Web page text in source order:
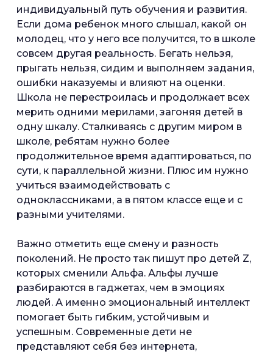
индивидуальный путь обучения и развития.
Если дома ребенок много слышал, какой он
молодец, что у него все получится, то в школе
совсем другая реальность. Бегать нельзя,
прыгать нельзя, сидим и выполняем задания,
ошибки наказуемы и влияют на оценки.
Школа не перестроилась и продолжает всех
мерить одними мерилами, загоняя детей в
одну шкалу. Сталкиваясь с другим миром в
школе, ребятам нужно более
продолжительное время адаптироваться, по
сути, к параллельной жизни. Плюс им нужно
учиться взаимодействовать с
одноклассниками, а в пятом классе еще и с
разными учителями.
Важно отметить еще смену и разность
поколений. Не просто так пишут про детей Z,
которых сменили Альфа. Альфы лучше
разбираются в гаджетах, чем в эмоциях
людей. А именно эмоциональный интеллект
помогает быть гибким, устойчивым и
успешным. Современные дети не
представляют себя без интернета,